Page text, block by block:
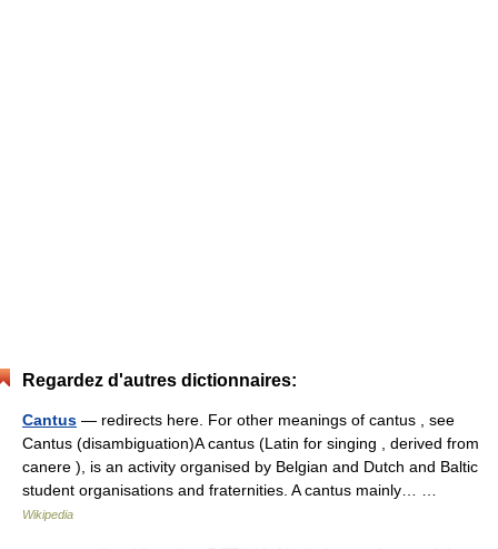
Regardez d'autres dictionnaires:
Cantus — redirects here. For other meanings of cantus , see
Cantus (disambiguation)A cantus (Latin for singing , derived from
canere ), is an activity organised by Belgian and Dutch and Baltic
student organisations and fraternities. A cantus mainly… …
Wikipedia